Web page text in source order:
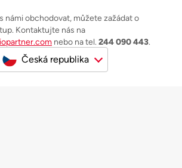
námi obchodovat, můžete zažádat o
Kontaktujte nás na
nebo na tel. 244 090 443.
Česká republika